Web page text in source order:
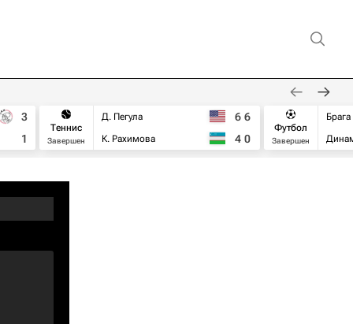
3
1
Теннис
Завершен
Д. Пегула
К. Рахимова
6 6
4 0
Футбол
Завершен
Брага